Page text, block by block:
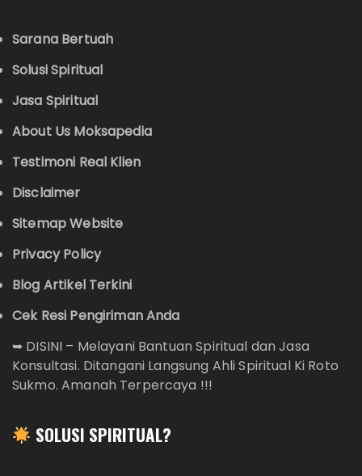
Sarana Bertuah
Solusi Spiritual
Jasa Spiritual
About Us Moksapedia
Testimoni Real Klien
Disclaimer
Sitemap Website
Privacy Policy
Blog Artikel Terkini
Cek Resi Pengiriman Anda
➥ DISINI – Melayani Bantuan Spiritual dan Jasa
Konsultasi. Ditangani Langsung Ahli Spiritual Ki Roto
Sukmo. Amanah Terpercaya !!!
SOLUSI SPIRITUAL?